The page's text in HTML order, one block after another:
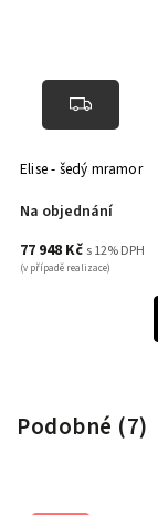
Elise - šedý mramor
Na objednání
77 948 Kč s 12% DPH
(v případě realizace)
Podobné (7)